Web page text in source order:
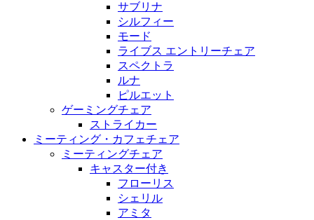
サブリナ
シルフィー
モード
ライブス エントリーチェア
スペクトラ
ルナ
ピルエット
ゲーミングチェア
ストライカー
ミーティング・カフェチェア
ミーティングチェア
キャスター付き
フローリス
シェリル
アミタ